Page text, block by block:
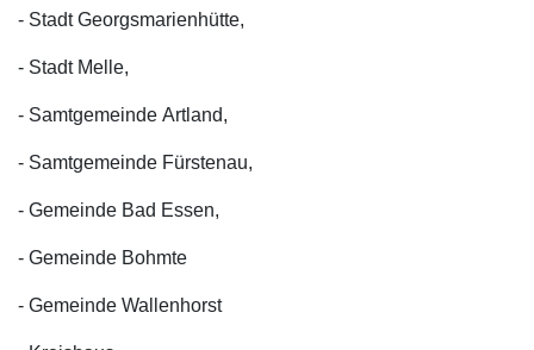
- Stadt Georgsmarienhütte,
- Stadt Melle,
- Samtgemeinde Artland,
- Samtgemeinde Fürstenau,
- Gemeinde Bad Essen,
- Gemeinde Bohmte
- Gemeinde Wallenhorst